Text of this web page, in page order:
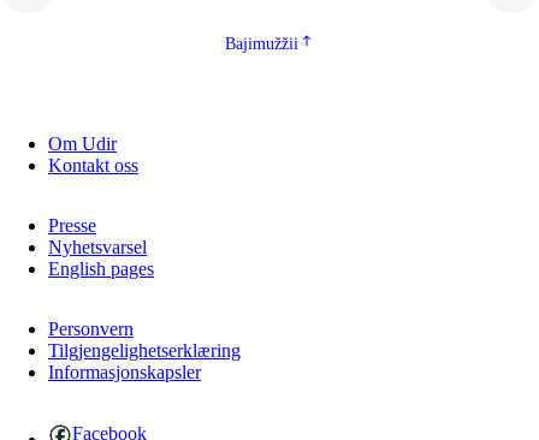
Bajimužžii
Om Udir
Kontakt oss
Presse
Nyhetsvarsel
English pages
Personvern
Tilgjengelighetserklæring
Informasjonskapsler
Facebook